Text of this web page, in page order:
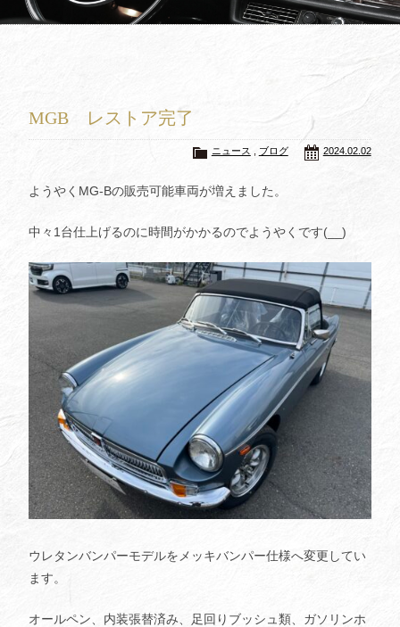
会社概要
MGB レストア完了
2024.02.02
ニュース ブログ
ようやくMG-Bの販売可能車両が増えました。
中々1台仕上げるのに時間がかかるのでようやくです(__)
ウレタンバンパーモデルをメッキバンパー仕様へ変更してい
ます。
オールペン、内装張替済み、足回りブッシュ類、ガソリンホ